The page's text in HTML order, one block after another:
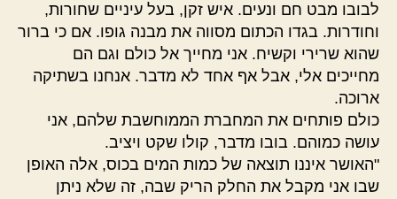
לבובו מבט חם ונעים. איש זקן, בעל עיניים שחורות,
וחודרות. בגדו הכתום מסווה את מבנה גופו. אם כי ברור
שהוא שרירי וקשיח. אני מחייך אל כולם וגם הם
מחייכים אלי, אבל אף אחד לא מדבר. אנחנו בשתיקה
ארוכה.
כולם פותחים את המחברת הממוחשבת שלהם, אני
עושה כמוהם. בובו מדבר, קולו שקט ויציב.
"האושר איננו תוצאה של כמות המים בכוס, אלה האופן
שבו אני מקבל את החלק הריק שבה, זה שלא ניתן